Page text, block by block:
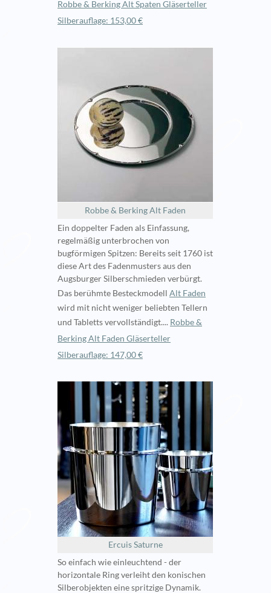
Robbe & Berking Alt Spaten Gläserteller
Silberauflage: 153,00 €
Robbe & Berking Alt Faden
Ein doppelter Faden als Einfassung,
regelmäßig unterbrochen von
bugförmigen Spitzen: Bereits seit 1760 ist
diese Art des Fadenmusters aus den
Augsburger Silberschmieden verbürgt.
Das berühmte Besteckmodell Alt Faden
wird mit nicht weniger beliebten Tellern
und Tabletts vervollständigt.... Robbe &
Berking Alt Faden Gläserteller
Silberauflage: 147,00 €
Ercuis Saturne
So einfach wie einleuchtend - der
horizontale Ring verleiht den konischen
Silberobjekten eine spritzige Dynamik.